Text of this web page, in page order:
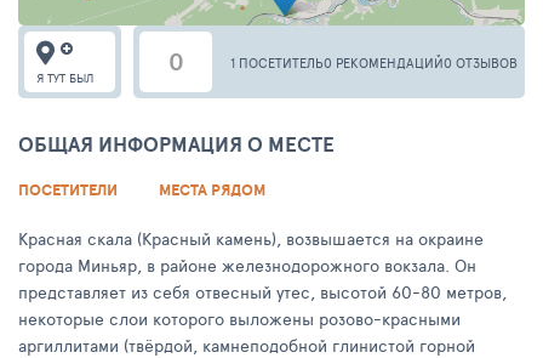
0 1 ПОСЕТИТЕЛЬ0 РЕКОМЕНДАЦИЙ0 ОТЗЫВОВ
Я ТУТ БЫЛ
ОБЩАЯ ИНФОРМАЦИЯ О МЕСТЕ
ПОСЕТИТЕЛИ МЕСТА РЯДОМ
Красная скала (Красный камень), возвышается на окраине
города Миньяр, в районе железнодорожного вокзала. Он
представляет из себя отвесный утес, высотой 60-80 метров,
некоторые слои которого выложены розово-красными
аргиллитами (твёрдой, камнеподобной глинистой горной